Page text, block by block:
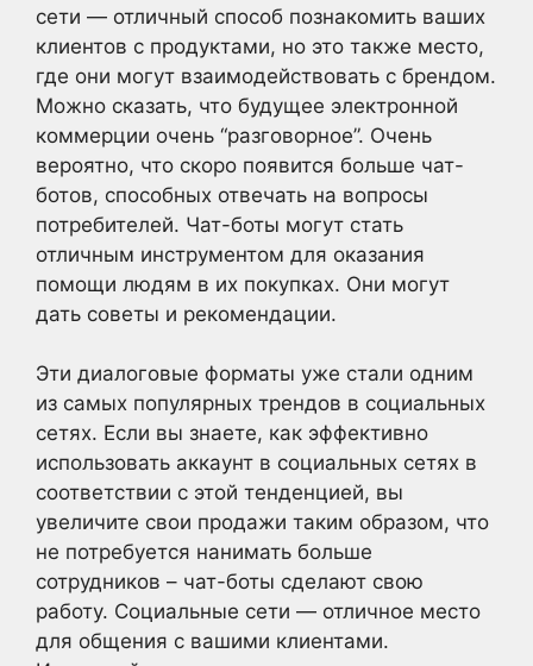
сети — отличный способ познакомить ваших
клиентов с продуктами, но это также место,
где они могут взаимодействовать с брендом.
Можно сказать, что будущее электронной
коммерции очень “разговорное”. Очень
вероятно, что скоро появится больше чат-
ботов, способных отвечать на вопросы
потребителей. Чат-боты могут стать
отличным инструментом для оказания
помощи людям в их покупках. Они могут
дать советы и рекомендации.
Эти диалоговые форматы уже стали одним
из самых популярных трендов в социальных
сетях. Если вы знаете, как эффективно
использовать аккаунт в социальных сетях в
соответствии с этой тенденцией, вы
увеличите свои продажи таким образом, что
не потребуется нанимать больше
сотрудников – чат-боты сделают свою
работу. Социальные сети — отличное место
для общения с вашими клиентами.